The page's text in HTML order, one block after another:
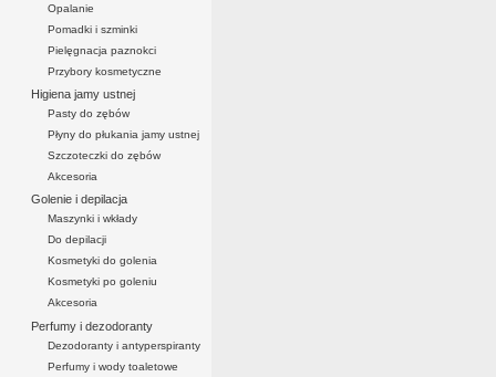
Opalanie
Pomadki i szminki
Pielęgnacja paznokci
Przybory kosmetyczne
Higiena jamy ustnej
Pasty do zębów
Płyny do płukania jamy ustnej
Szczoteczki do zębów
Akcesoria
Golenie i depilacja
Maszynki i wkłady
Do depilacji
Kosmetyki do golenia
Kosmetyki po goleniu
Akcesoria
Perfumy i dezodoranty
Dezodoranty i antyperspiranty
Perfumy i wody toaletowe